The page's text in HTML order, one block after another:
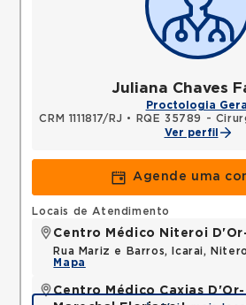
Juliana Chaves
Proctologia Geral
CRM 1111817/RJ • RQE 35789 -
Ver perfil
Agende uma
Locais de Atendimento
Centro Médico Niteroi
Rua Mariz e Barros, Icarai,
Mapa
Centro Médico Caxias